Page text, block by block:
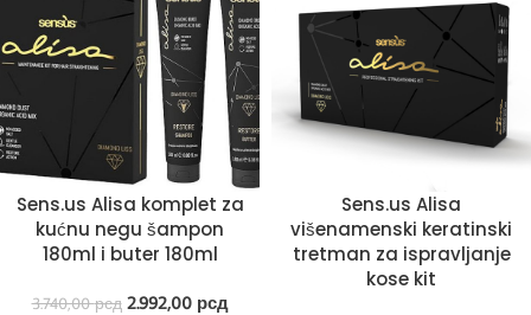
Sens.us Alisa komplet za
kućnu negu šampon
180ml i buter 180ml
3.740,00рсд 2.992,00 рсд
Sens.us Alisa
višenamenski keratinski
tretman za ispravljanje
kose kit